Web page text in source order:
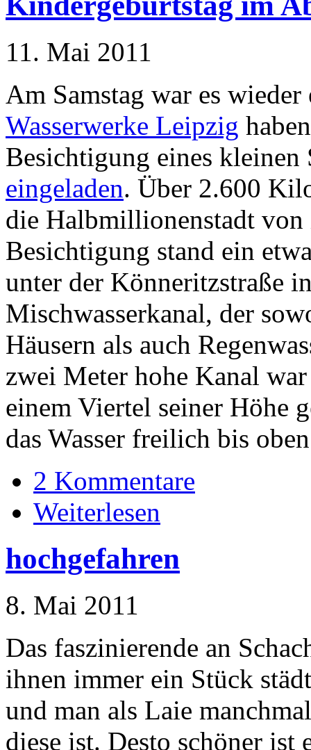
11. Mai 2011
Am Samstag war es
Wasserwerke Leipzig
Besichtigung eines kleinen
eingeladen. Über 2.600
die Halbmillionenstadt
Besichtigung stand ein
unter der Könneritzstraße
Mischwasserkanal, der
Häusern als auch
zwei Meter hohe Kanal
einem Viertel seiner Höhe
das Wasser freilich bis
2 Kommentare
Weiterlesen
hochgefahren
8. Mai 2011
Das faszinierende an
ihnen immer ein Stück
und man als Laie
diese ist. Desto schöner